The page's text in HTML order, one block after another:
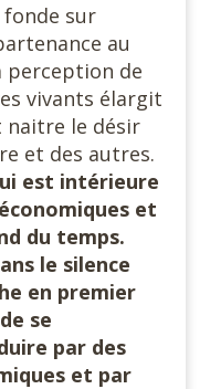
fonde sur
au
perception de
vivants élargit
le désir
et des autres.
est intérieure
et
du temps.
le silence
en premier
se
par des
et par